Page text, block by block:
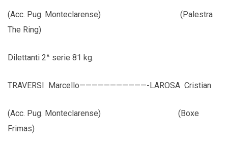
(Acc. Pug. Monteclarense) (Palestra
The Ring)
Dilettanti 2^ serie 81 kg.
TRAVERSI Marcello———————————-LAROSA Cristian
(Acc. Pug. Monteclarense) (Boxe
Frimas)